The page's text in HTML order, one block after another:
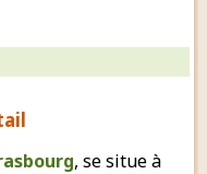
, se situe à